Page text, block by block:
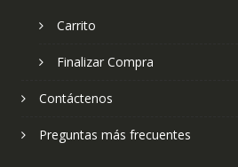
Carrito
Finalizar Compra
Contáctenos
Preguntas más frecuentes